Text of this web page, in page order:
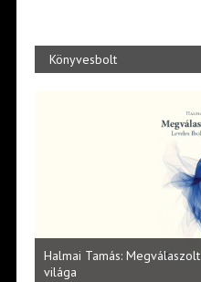
Könyvesbolt
Halmai Tamás:
világa